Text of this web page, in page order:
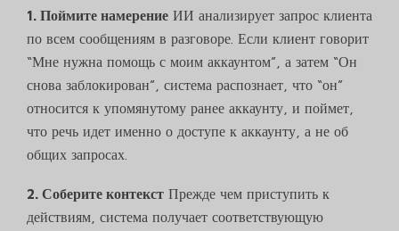
1. Поймите намерение ИИ анализирует запрос клиента
по всем сообщениям в разговоре. Если клиент говорит
“Мне нужна помощь с моим аккаунтом”, а затем “Он
снова заблокирован”, система распознает, что “он”
относится к упомянутому ранее аккаунту, и поймет,
что речь идет именно о доступе к аккаунту, а не об
общих запросах.
2. Соберите контекст Прежде чем приступить к
действиям, система получает соответствующую